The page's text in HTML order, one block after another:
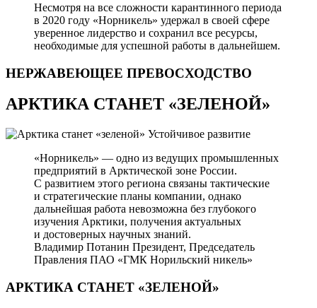
Несмотря на все сложности карантинного периода
в 2020 году «Норникель» удержал в своей сфере
уверенное лидерство и сохранил все ресурсы,
необходимые для успешной работы в дальнейшем.
НЕРЖАВЕЮЩЕЕ ПРЕВОСХОДСТВО
АРКТИКА СТАНЕТ «ЗЕЛЕНОЙ»
Устойчивое развитие
«Норникель» — одно из ведущих промышленных
предприятий в Арктической зоне России.
С развитием этого региона связаны тактические
и стратегические планы компании, однако
дальнейшая работа невозможна без глубокого
изучения Арктики, получения актуальных
и достоверных научных знаний.
Владимир Потанин Президент, Председатель
Правления ПАО «ГМК Норильский никель»
АРКТИКА СТАНЕТ «ЗЕЛЕНОЙ»